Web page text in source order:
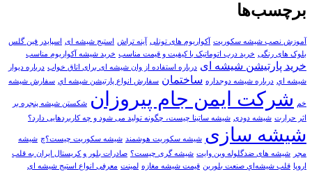
برچسب‌ها
آموزش نصب شیشه سکوریت آکواریوم های تونلی آینه تراش استیج شیشه ای
اسپایدر فین گلس
بلوک های رنگی خرید درب اتوماتیک با کيفيت و قيمت مناسب خرید شیشه آکواریوم مناسب
خرید پارتیشن شیشه ای درباره استفاده از وان شیشه ای برای اتاق خواب درباره ديوار
شيشه اي درباره شیشه دوجداره ساختمان سفارش انواع پارتيشن شيشه اي سفارش شیشه
خم شرکت ایمن جام پیروزان شکستن شیشه پنجره بر
اثر حرارت شیشه دودی شیشه ساتینا چیست، چگونه تولید می شود و چه کاربردهایی دارد؟
شیشه سازی شیشه سکوریت هوشمند شیشه سکوریت چیست؟چ شیشه
مجر
شیشه های ضدگلوله وین وایت شیشه گری چیست؟ صادرات بلور و کریستال ایران به قلب
اروپا قلب شيشه‌اي صنعت بلورين قیمت شیشه مغازه لمینت معرفی انواع استیج شیشه ای